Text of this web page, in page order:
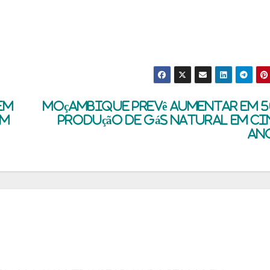
Moçambique prevê aumentar em
produção de gás natural em